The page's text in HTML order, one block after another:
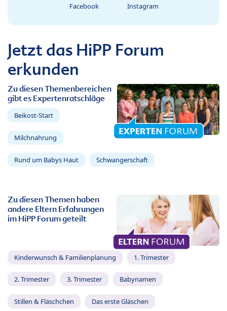
Facebook Instagram
Jetzt das HiPP Forum
erkunden
Zu diesen Themenbereichen
gibt es Expertenratschläge
Beikost-Start
Milchnahrung
Rund um Babys Haut Schwangerschaft
Zu diesen Themen haben
andere Eltern Erfahrungen
im HiPP Forum geteilt
Kinderwunsch & Familienplanung 1. Trimester
2. Trimester 3. Trimester Babynamen
Stillen & Fläschchen Das erste Gläschen